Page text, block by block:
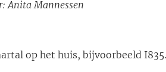
Anita Mannessen
op het huis, bijvoorbeeld I835.